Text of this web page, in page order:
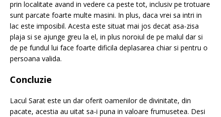
prin localitate avand in vedere ca peste tot, inclusiv pe trotuare
sunt parcate foarte multe masini. In plus, daca vrei sa intri in
lac este imposibil. Acesta este situat mai jos decat asa-zisa
plaja si se ajunge greu la el, in plus noroiul de pe malul dar si
de pe fundul lui face foarte dificila deplasarea chiar si pentru o
persoana valida.
Concluzie
Lacul Sarat este un dar oferit oamenilor de divinitate, din
pacate, acestia au uitat sa-i puna in valoare frumusetea. Desi